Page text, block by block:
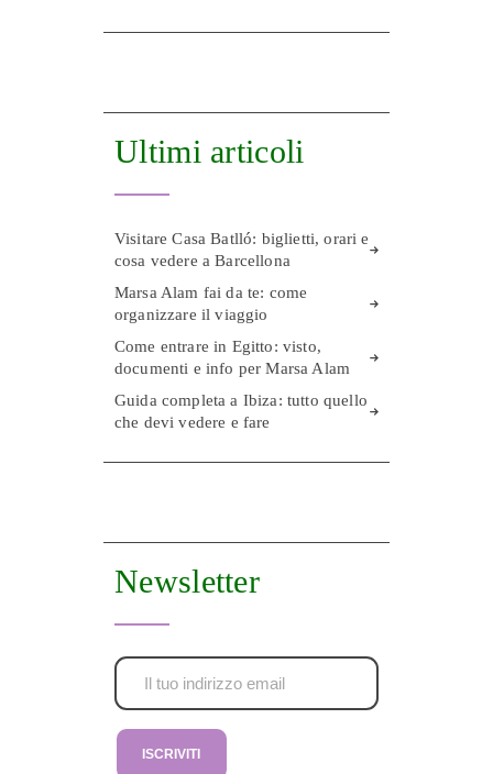
Ultimi articoli
Visitare Casa Batlló: biglietti, orari e
cosa vedere a Barcellona
Marsa Alam fai da te: come
organizzare il viaggio
Come entrare in Egitto: visto,
documenti e info per Marsa Alam
Guida completa a Ibiza: tutto quello
che devi vedere e fare
Newsletter